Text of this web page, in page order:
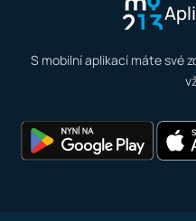
S mobilní aplikací máte své